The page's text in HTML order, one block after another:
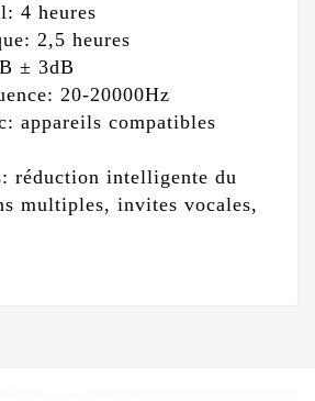
4 heures
2,5 heures
± 3dB
20-20000Hz
appareils compatibles
réduction intelligente du
multiples, invites vocales,